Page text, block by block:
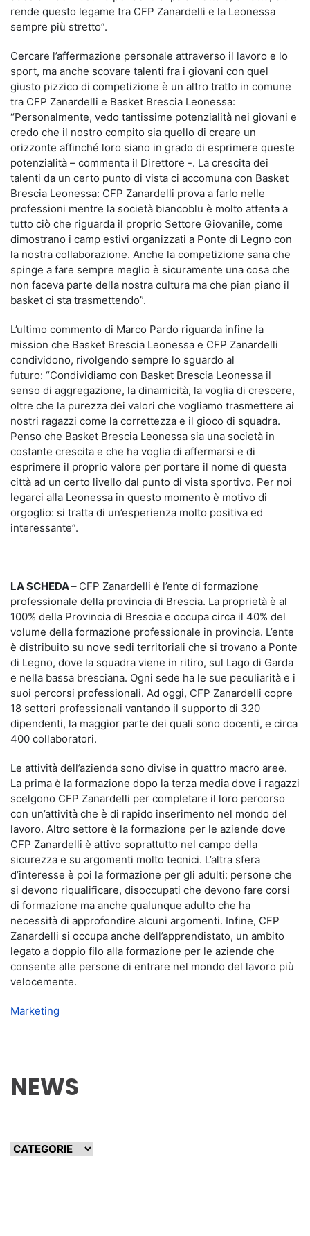
rende questo legame tra CFP Zanardelli e la Leonessa
sempre più stretto”.
Cercare l’affermazione personale attraverso il lavoro e lo
sport, ma anche scovare talenti fra i giovani con quel
giusto pizzico di competizione è un altro tratto in comune
tra CFP Zanardelli e Basket Brescia Leonessa:
“Personalmente, vedo tantissime potenzialità nei giovani e
credo che il nostro compito sia quello di creare un
orizzonte affinché loro siano in grado di esprimere queste
potenzialità – commenta il Direttore -. La crescita dei
talenti da un certo punto di vista ci accomuna con Basket
Brescia Leonessa: CFP Zanardelli prova a farlo nelle
professioni mentre la società biancoblu è molto attenta a
tutto ciò che riguarda il proprio Settore Giovanile, come
dimostrano i camp estivi organizzati a Ponte di Legno con
la nostra collaborazione. Anche la competizione sana che
spinge a fare sempre meglio è sicuramente una cosa che
non faceva parte della nostra cultura ma che pian piano il
basket ci sta trasmettendo”.
L’ultimo commento di Marco Pardo riguarda infine la
mission che Basket Brescia Leonessa e CFP Zanardelli
condividono, rivolgendo sempre lo sguardo al
futuro: “Condividiamo con Basket Brescia Leonessa il
senso di aggregazione, la dinamicità, la voglia di crescere,
oltre che la purezza dei valori che vogliamo trasmettere ai
nostri ragazzi come la correttezza e il gioco di squadra.
Penso che Basket Brescia Leonessa sia una società in
costante crescita e che ha voglia di affermarsi e di
esprimere il proprio valore per portare il nome di questa
città ad un certo livello dal punto di vista sportivo. Per noi
legarci alla Leonessa in questo momento è motivo di
orgoglio: si tratta di un’esperienza molto positiva ed
interessante”.
LA SCHEDA– CFP Zanardelli è l’ente di formazione
professionale della provincia di Brescia. La proprietà è al
100% della Provincia di Brescia e occupa circa il 40% del
volume della formazione professionale in provincia. L’ente
è distribuito su nove sedi territoriali che si trovano a Ponte
di Legno, dove la squadra viene in ritiro, sul Lago di Garda
e nella bassa bresciana. Ogni sede ha le sue peculiarità e i
suoi percorsi professionali. Ad oggi, CFP Zanardelli copre
18 settori professionali vantando il supporto di 320
dipendenti, la maggior parte dei quali sono docenti, e circa
400 collaboratori.
Le attività dell’azienda sono divise in quattro macro aree.
La prima è la formazione dopo la terza media dove i ragazzi
scelgono CFP Zanardelli per completare il loro percorso
con un’attività che è di rapido inserimento nel mondo del
lavoro. Altro settore è la formazione per le aziende dove
CFP Zanardelli è attivo soprattutto nel campo della
sicurezza e su argomenti molto tecnici. L’altra sfera
d’interesse è poi la formazione per gli adulti: persone che
si devono riqualificare, disoccupati che devono fare corsi
di formazione ma anche qualunque adulto che ha
necessità di approfondire alcuni argomenti. Infine, CFP
Zanardelli si occupa anche dell’apprendistato, un ambito
legato a doppio filo alla formazione per le aziende che
consente alle persone di entrare nel mondo del lavoro più
velocemente.
Marketing
NEWS